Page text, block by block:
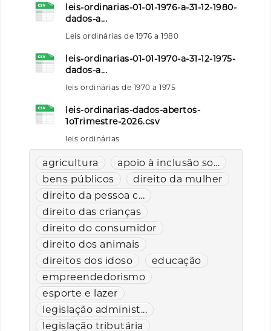
leis-ordinarias-01-01-1976-a-31-12-1980-
dados-a...
Leis ordinárias de 1976 a 1980
leis-ordinarias-01-01-1970-a-31-12-1975-
dados-a...
leis ordinárias de 1970 a 1975
leis-ordinarias-dados-abertos-
1oTrimestre-2026.csv
leis ordinárias
agricultura
apoio à inclusão so...
bens públicos
direito da mulher
direito da pessoa c...
direito das crianças
direito do consumidor
direito dos animais
direitos dos idoso
educação
empreendedorismo
esporte e lazer
legislação administ...
legislação tributária